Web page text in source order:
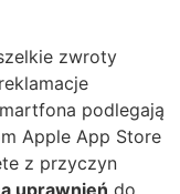
zwroty
podlegają
Apple App Store
z przyczyn